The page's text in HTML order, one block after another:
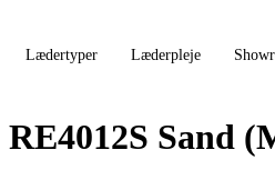
Lædertyper Læderpleje
RE4012S Sand